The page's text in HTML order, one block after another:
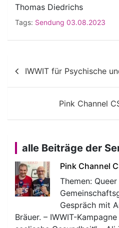
Thomas Diedrichs
Tags: Sendung 03.08.2023
IWWIT für Psychische
Pink Channel
alle Beiträge der
Pink Channel
Themen:
Gespräch mit
Bräuer. – IWWIT-